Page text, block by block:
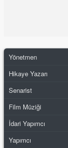
Yönetmen
Hikaye Yazarı
Senarist
Film Müziği
İdari Yapımcı
Yapımcı